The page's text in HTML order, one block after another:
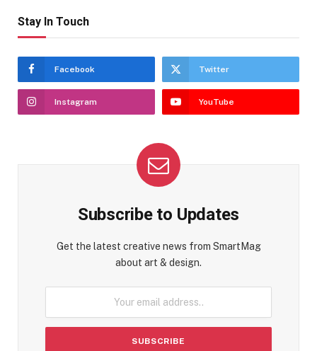
Stay In Touch
Facebook Twitter
Instagram YouTube
Subscribe to Updates
Get the latest creative news from SmartMag
about art & design.